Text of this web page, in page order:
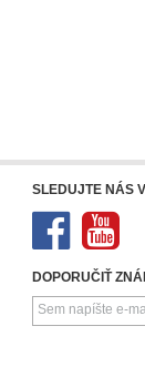
SLEDUJTE NÁS
DOPORUČIŤ